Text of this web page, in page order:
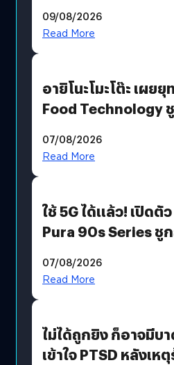
09/08/2026
Read More
อายิโนะโมะโต๊ะ เผย
Food Technology
บริโภคและ B2B
07/08/2026
Read More
ใช้ 5G ได้แล้ว! เปิดตั
Pura 90s Series ชู
07/08/2026
Read More
ไม่ได้ถูกยิง ก็อาจมีบ
เข้าใจ PTSD หลังเห